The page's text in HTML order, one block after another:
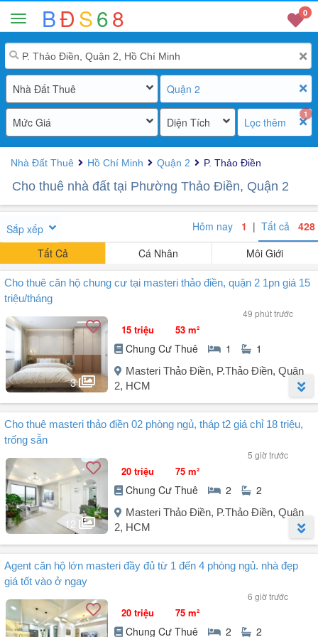
BĐS68 0
Nhà Đất Thuê Quận 2
Mức Giá Diện Tích
1
Lọc thêm
Nhà Đất Thuê Hồ Chí Minh Quận 2 P. Thảo Điền
Cho thuê nhà đất tại Phường Thảo Điền, Quận 2
Sắp xếp Hôm nay 1 | Tất cả 428
Tất Cả
Cá Nhân Môi Giới
Cho thuê căn hộ chung cư tại masteri thảo điền, quận 2 1pn giá 15
triệu/tháng
49 phút trước
3
15 triệu 53 m²
Chung Cư Thuê 1 1
Masteri Thảo Điền, P.Thảo Điền, Quận
2, HCM
Người đăng: LÊ MAI PHƯƠNG (13 tin đăng)
Cho thuê căn hộ chung cư tại Masteri 1PN Phường Thảo Điền, Quận
- Diện tích: 53m² với 1PN, 1WC, PK, bếp, nội thất đầy đủ - Giá 15
tr/tháng.
- Ngoài ra công ty chúng tôi đang bán và cho thuê căn hộ chung cư
cao cấp tại quận 2... Giá mềm, nhà đẹp như mơ và rất tiện ích.
- Tiện ích: Đầy đủ nội thất cao cấp, lầu cao, môi trường không gian
xanh trong lành yên tĩnh, an ninh ...
Cho thuê masteri thảo điền 02 phòng ngủ, tháp t2 giá chỉ 18 triệu,
trống sẵn
5 giờ trước
12
20 triệu 75 m²
Chung Cư Thuê 2 2
Masteri Thảo Điền, P.Thảo Điền, Quận
2, HCM
Người đăng: Tuyết Nga
(1 tin đăng)
Cho thuê Masteri Thảo Điền, nhà đẹp lộng lẫy.
Layout: 2 phòng ngủ - 2 wc.
Diện tích: 70m².
Agent căn hộ lớn masteri đầy đủ từ 1 đến 4 phòng ngủ. nhà đẹp
giá tốt vào ở ngay
6 giờ trước
20 triệu 75 m²
Chung Cư Thuê 2 2